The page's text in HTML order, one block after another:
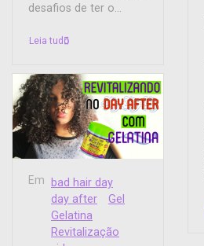
desafios de ter o...
Leia tudo
Em
bad hair day
day after
Gel
Gelatina
Revitalização